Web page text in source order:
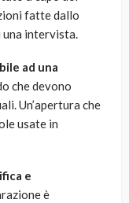
fatte dallo
una intervista.
ad una
che devono
Un’apertura che
usate in
e
è